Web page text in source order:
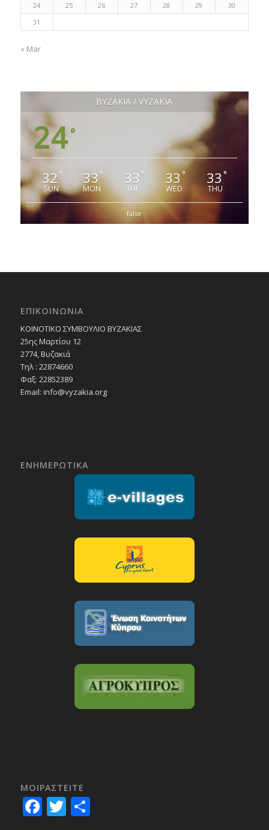
24
25 26 27 28 29
30
31
« Mar
ΒΥΖΑΚΙΑ / VYZAKIA
24°
32°
SUN
33°
MON
33 °
TUE
33 °
WED
33 °
THU
false
ΕΠΙΚΟΙΝΩΝΙΑ
ΚΟΙΝΟΤΙΚΟ ΣΥΜΒΟΥΛΙΟ ΒΥΖΑΚΙΑΣ
25ης Μαρτίου 12
2774, Βυζακιά
Τηλ : 22874660
Φαξ: 22852389
Email: info@vyzakia.org
ΕΝΗΜΕΡΩΤΙΚΑ
ΜΟΙΡΑΣTEITE
Facebook
Twitter
Share